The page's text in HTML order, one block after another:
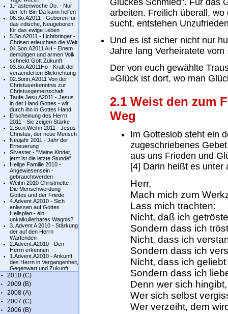
1.Fastenwoche Do. - Nur
der Ich-Bin-Da kann helfen
06.So.A2011 - Geboren für
das irdische, Neugeboren
für das ewige Leben
5.So.A2011 - Lichtbringer -
Chrisen erleuchten die Welt
04.Son.A2011 AH - Einem
demütigen und armen Volk
schnekt Gott Zukunft
03.So.A2011Ho - Kraft der
veraenderten Blickrichtung
02.Sonn.A2011 Von der
Christuserkenntnis zur
Christusgemeinschaft
Taufe Jesu A2011 - Jesus
in der Hand Gottes - wir
durch ihn in Gottes Hand
Erscheinung des Herrn
2011 - Sie zeigen Stärke
2.So.n.Weihn 2011 - Jesus
Christus, der neue Mensch
Neujahr 2011 - Jahr der
Erneuerung
Silvester - "Meine Kinder,
jetzt ist die letzte Stunde"
Heilge Familie 2010 -
Angewiesensein -
gebrauchtwerden
Weihn 2010 Christmette -
Die Menschwerdung
Gottes und der Friede
4.Advent.A2010 - Sich
enlassen auf Gottes
Heilsplan - ein
unkalkulierbares Wagnis?
3. Advent A 2010 - Stärkung
der auf den Herrn
Wartenden
2.Advent.A2010 - Den
Herrn erkennen
1.Advent.A2010 - Ankunft
des Herrn in Vergangenheit,
Gegenwart und Zukunft
2010 (C)
2009 (B)
2008 (A)
2007 (C)
2006 (B)
Glückes Schmied". Für das
arbeiten. Freilich überall,
sucht, entstehen
Und es ist sicher nicht nur
Jahre lang Verheiratete
Der von euch gewählte
»Glück ist dort, wo man
2.1 Weist den zum
Weg
Im Gotteslob steht ein
zugeschriebenes
aus uns Frieden und
[4] Darin heißt es unter
Herr,
Mach mich zum
Lass mich trachten:
Nicht, daß ich
Sondern dass ich
Nicht, dass ich
Sondern dass ich
Nicht, dass ich
Sondern dass ich
Denn wer sich
Wer sich selbst
Wer verzeiht, dem